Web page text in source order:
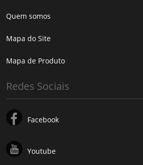
Quem somos
Mapa do Site
Mapa de Produto
Redes Sociais
Facebook
Youtube